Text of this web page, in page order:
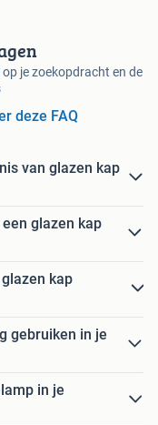
je zoekopdracht en de
deze FAQ
van glazen kap
glazen kap
kap
gebruiken in je
in je